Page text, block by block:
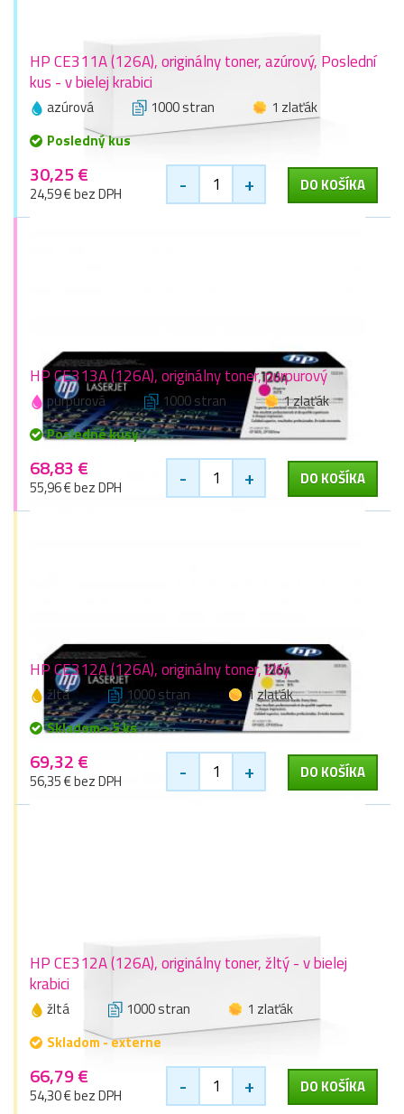
HP CE311A (126A), originálny toner, azúrový, Poslední
kus - v bielej krabici
azúrová 1000 stran
1 zlaťák
Posledný kus
30,25 €
24,59 € bez DPH - + DO KOŠÍKA
HP CE313A (126A), originálny toner, purpurový
purpurová 1000 stran
1 zlaťák
Posledné kusy
68,83 €
55,96 € bez DPH - + DO KOŠÍKA
HP CE312A (126A), originálny toner, žltý
žltá 1000 stran
1 zlaťák
Skladom > 5 ks
69,32 €
56,35 € bez DPH - + DO KOŠÍKA
HP CE312A (126A), originálny toner, žltý - v bielej
krabici
žltá 1000 stran
1 zlaťák
Skladom - externe
66,79 €
54,30 € bez DPH - + DO KOŠÍKA